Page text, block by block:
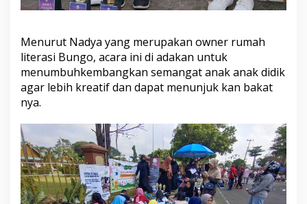
Menurut Nadya yang merupakan owner rumah
literasi Bungo, acara ini di adakan untuk
menumbuhkembangkan semangat anak anak didik
agar lebih kreatif dan dapat menunjuk kan bakat
nya.